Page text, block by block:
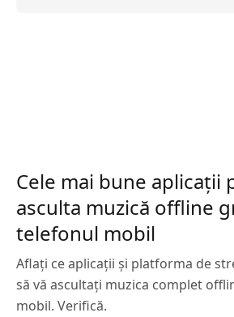
Cele mai bune aplicații
asculta muzică offline
telefonul mobil
Aflați ce aplicații și platforma de
să vă ascultați muzica complet
mobil. Verifică.